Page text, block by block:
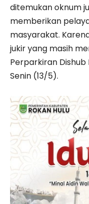
ditemukan oknum
memberikan
masyarakat.
jukir yang masih
Perparkiran Dishub
Senin (13/5).